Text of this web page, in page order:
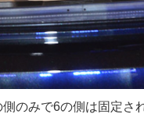
のみで6の側は固定さ